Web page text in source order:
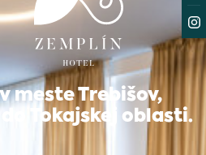
meste Trebišov,
Tokajskej oblasti.